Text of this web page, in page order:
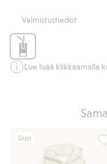
Valmistustiedot
Lue lisää klikkaamalla
Uusi